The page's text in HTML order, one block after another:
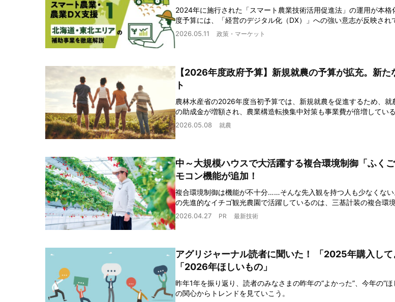
2024年に施行された「スマート農業技術活用促進法」の運用が本
度予算には、「経営のデジタル化（DX）」への強い意志が反映され
2026.05.11 政策・マーケット
【2026年度政府予算】新規就農の予算が拡充。新た
ト
農林水産省の2026年度当初予算では、新規就農を促進するため、就
の助成金が増額され、農業構造転換集中対策も事業費が倍増してい
2026.05.08 就農
中～大規模ハウスで大活躍する複合環境制御「ふく
モコン機能が追加！
複合環境制御は機能が不十分……そんな先入観を持つ人も少なくな
の先進的なイチゴ観光農園で活躍しているのは、三基計装の複合環
2026.04.27 PR 最新技術
アグリジャーナル読者に聞いた！ 「2025年購入して
「2026年ほしいもの」
昨年1年を振り返り、読者のみなさまの昨年の“よかった”、今年の“
の関心からトレンドを見ていこう。